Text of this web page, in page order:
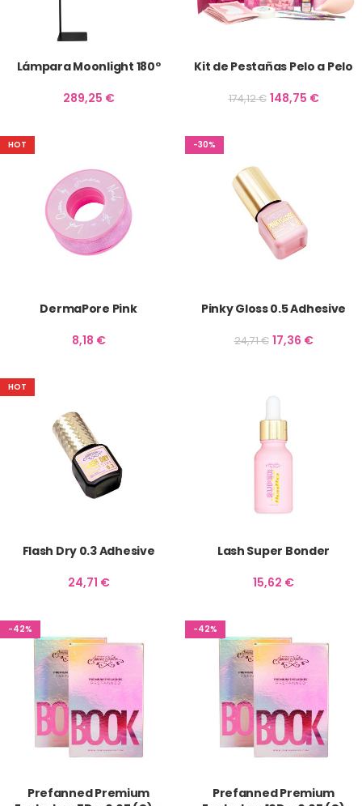
Lámpara Moonlight 180º
289,25 €
Kit de Pestañas Pelo a Pelo
174,12€ 148,75 €
HOT
DermaPore Pink
8,18 €
-30%
Pinky Gloss 0.5 Adhesive
24,71€ 17,36 €
HOT
Flash Dry 0.3 Adhesive
24,71 €
Lash Super Bonder
15,62 €
-42%
Prefanned Premium
-42%
Prefanned Premium